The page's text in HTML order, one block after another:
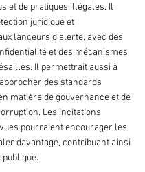
et de pratiques illégales. Il
juridique et
lanceurs d’alerte, avec des
et des mécanismes
Il permettrait aussi à
des standards
matière de gouvernance et de
Les incitations
pourraient encourager les
davantage, contribuant ainsi